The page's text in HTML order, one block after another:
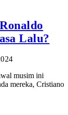
Lalu?
musim ini
mereka, Cristiano